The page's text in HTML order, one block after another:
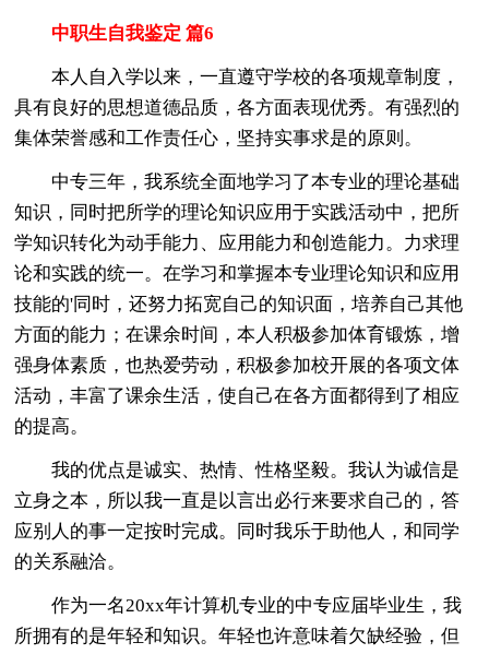
中职生自我鉴定 篇6
本人自入学以来，一直遵守学校的各项规章制度，
具有良好的思想道德品质，各方面表现优秀。有强烈的
集体荣誉感和工作责任心，坚持实事求是的原则。
中专三年，我系统全面地学习了本专业的理论基础
知识，同时把所学的理论知识应用于实践活动中，把所
学知识转化为动手能力、应用能力和创造能力。力求理
论和实践的统一。在学习和掌握本专业理论知识和应用
技能的'同时，还努力拓宽自己的知识面，培养自己其他
方面的能力；在课余时间，本人积极参加体育锻炼，增
强身体素质，也热爱劳动，积极参加校开展的各项文体
活动，丰富了课余生活，使自己在各方面都得到了相应
的提高。
我的优点是诚实、热情、性格坚毅。我认为诚信是
立身之本，所以我一直是以言出必行来要求自己的，答
应别人的事一定按时完成。同时我乐于助他人，和同学
的关系融洽。
作为一名20xx年计算机专业的中专应届毕业生，我
所拥有的是年轻和知识。年轻也许意味着欠缺经验，但